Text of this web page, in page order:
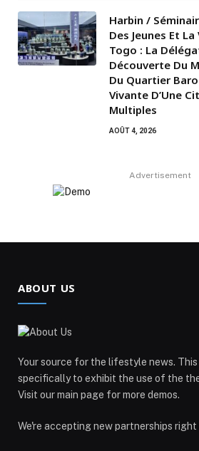
Harbin /
Des Jeunes Et
Togo : La
Découverte Du
Du Quartier
Vivante D’Une
Multiples
AOÛT 4, 2026
Advertisement
ABOUT US
Your source for the lifestyle news.
specifically to exhibit the use of the
Visit our main page for more demos.
We're accepting new partnerships right